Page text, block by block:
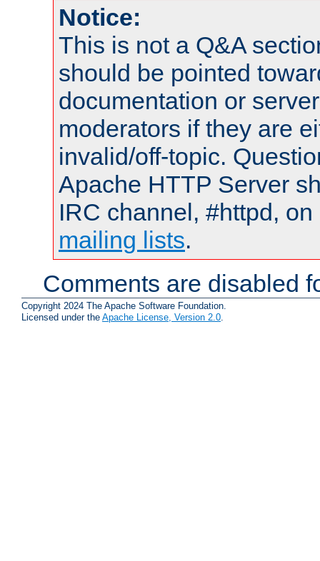
Notice:
This is not a Q&A
should be pointed
documentation or
moderators if they are
invalid/off-topic.
Apache HTTP Server
IRC channel, #httpd,
mailing lists.
Comments are disabled
Copyright 2024 The Apache Software Foundation.
Licensed under the Apache License, Version 2.0